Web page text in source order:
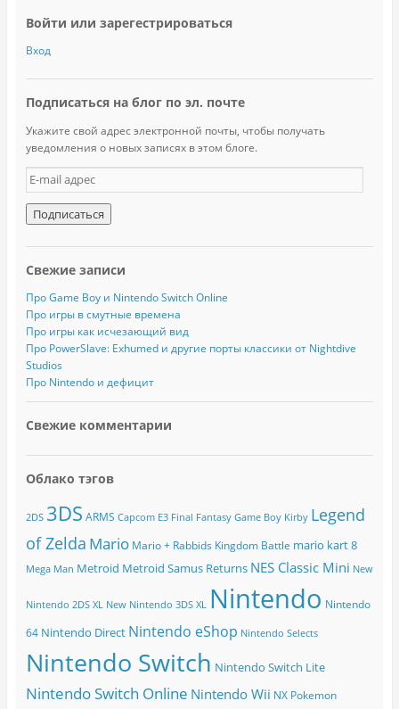
Войти или зарегестрироваться
Вход
Подписаться на блог по эл. почте
Укажите свой адрес электронной почты, чтобы получать
уведомления о новых записях в этом блоге.
E
-
m
a
i
а
д
р
е
с
Свежие записи
Про Game Boy и Nintendo Switch Online
Про игры в смутные времена
Про игры как исчезающий вид
Про PowerSlave: Exhumed и другие порты классики от Nightdive
Studios
Про Nintendo и дефицит
Свежие комментарии
Облако тэгов
2DS 3DS ARMS Capcom E3 Final Fantasy Game Boy Kirby Legend
of Zelda Mario Mario + Rabbids Kingdom Battle mario kart 8
Mega Man Metroid Metroid Samus Returns NES Classic Mini New
Nintendo 2DS XL New Nintendo 3DS XL Nintendo Nintendo
64 Nintendo Direct Nintendo eShop Nintendo Selects
Nintendo Switch Nintendo Switch Lite
Nintendo Switch Online Nintendo Wii NX Pokemon